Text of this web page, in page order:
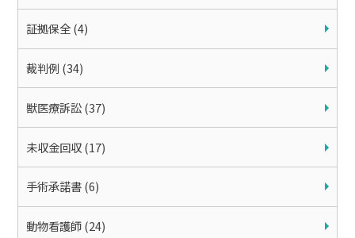
証拠保全 (4)
裁判例 (34)
獣医療訴訟 (37)
未収金回収 (17)
手術承諾書 (6)
動物看護師 (24)